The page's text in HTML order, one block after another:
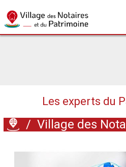
Les experts du
/ Village des